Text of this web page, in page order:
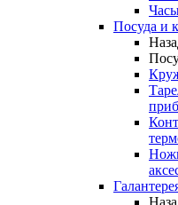
Посуда и